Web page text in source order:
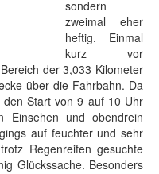
sondern
zweimal eher
heftig. Einmal
kurz vor
der 3,033 Kilometer
über die Fahrbahn. Da
Start von 9 auf 10 Uhr
und obendrein
auf feuchter und sehr
Regenreifen gesuchte
Glückssache. Besonders